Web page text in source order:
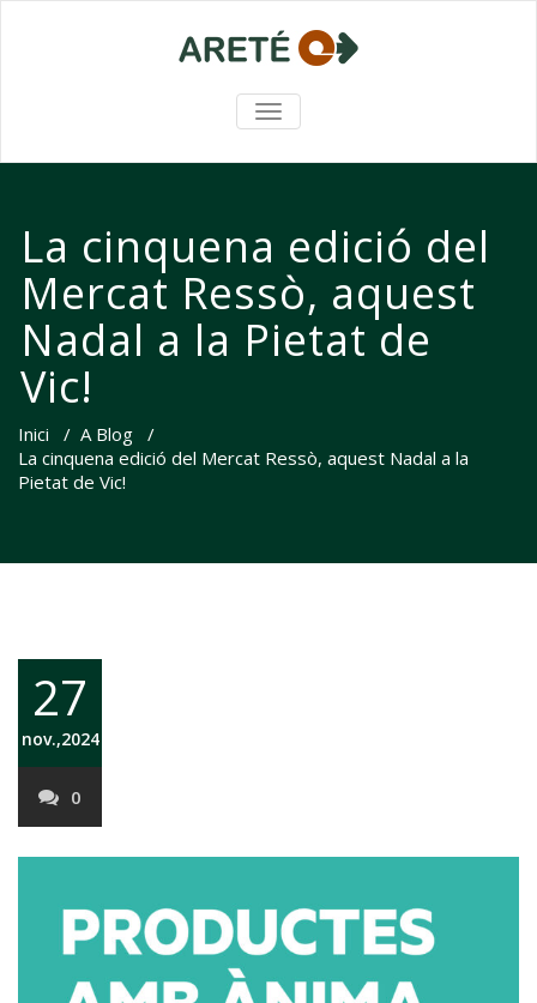
TOGGLE NAVIGATION
La cinquena edició del
Mercat Ressò, aquest
Nadal a la Pietat de
Vic!
Inici / A Blog /
La cinquena edició del Mercat Ressò, aquest Nadal a la
Pietat de Vic!
27
nov.,2024
0